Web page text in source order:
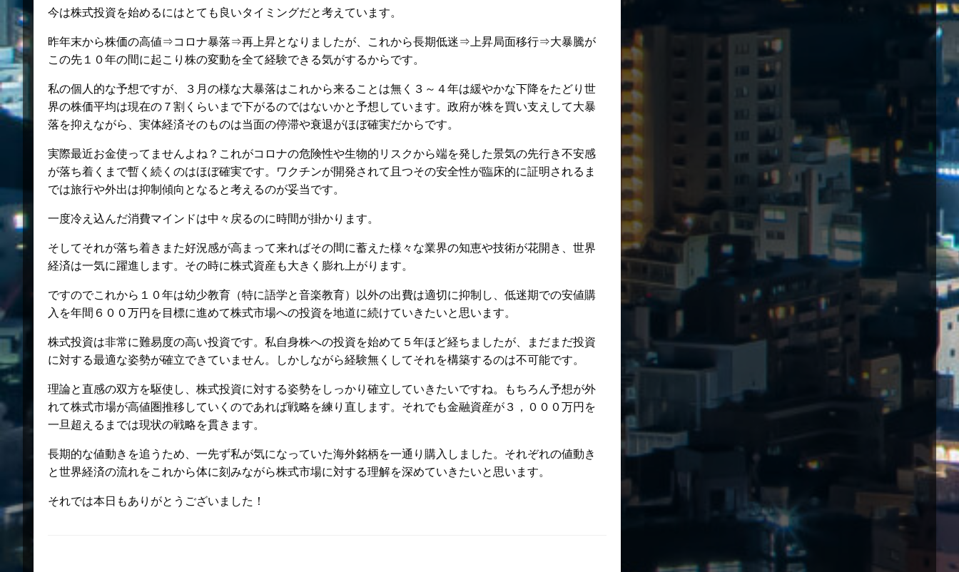
今は株式投資を始めるにはとても良いタイミングだと考えています。
昨年末から株価の高値⇒コロナ暴落⇒再上昇となりましたが、これから長期低迷⇒上昇局面移行⇒大暴騰が
この先１０年の間に起こり株の変動を全て経験できる気がするからです。
私の個人的な予想ですが、３月の様な大暴落はこれから来ることは無く３～４年は緩やかな下降をたどり世
界の株価平均は現在の７割くらいまで下がるのではないかと予想しています。政府が株を買い支えして大暴
落を抑えながら、実体経済そのものは当面の停滞や衰退がほぼ確実だからです。
実際最近お金使ってませんよね？これがコロナの危険性や生物的リスクから端を発した景気の先行き不安感
が落ち着くまで暫く続くのはほぼ確実です。ワクチンが開発されて且つその安全性が臨床的に証明されるま
では旅行や外出は抑制傾向となると考えるのが妥当です。
一度冷え込んだ消費マインドは中々戻るのに時間が掛かります。
そしてそれが落ち着きまた好況感が高まって来ればその間に蓄えた様々な業界の知恵や技術が花開き、世界
経済は一気に躍進します。その時に株式資産も大きく膨れ上がります。
ですのでこれから１０年は幼少教育（特に語学と音楽教育）以外の出費は適切に抑制し、低迷期での安値購
入を年間６００万円を目標に進めて株式市場への投資を地道に続けていきたいと思います。
株式投資は非常に難易度の高い投資です。私自身株への投資を始めて５年ほど経ちましたが、まだまだ投資
に対する最適な姿勢が確立できていません。しかしながら経験無くしてそれを構築するのは不可能です。
理論と直感の双方を駆使し、株式投資に対する姿勢をしっかり確立していきたいですね。もちろん予想が外
れて株式市場が高値圏推移していくのであれば戦略を練り直します。それでも金融資産が３，０００万円を
一旦超えるまでは現状の戦略を貫きます。
長期的な値動きを追うため、一先ず私が気になっていた海外銘柄を一通り購入しました。それぞれの値動き
と世界経済の流れをこれから体に刻みながら株式市場に対する理解を深めていきたいと思います。
それでは本日もありがとうございました！